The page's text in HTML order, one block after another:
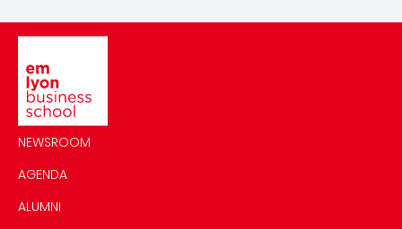
NEWSROOM
AGENDA
ALUMNI